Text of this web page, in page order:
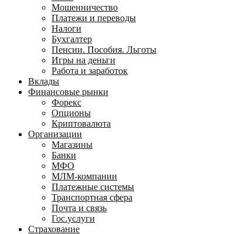
Мошенничество
Платежи и переводы
Налоги
Бухгалтер
Пенсии. Пособия. Льготы
Игры на деньги
Работа и заработок
Вклады
Финансовые рынки
Форекс
Опционы
Криптовалюта
Организации
Магазины
Банки
МФО
МЛМ-компании
Платежные системы
Транспортная сфера
Почта и связь
Гос.услуги
Страхование